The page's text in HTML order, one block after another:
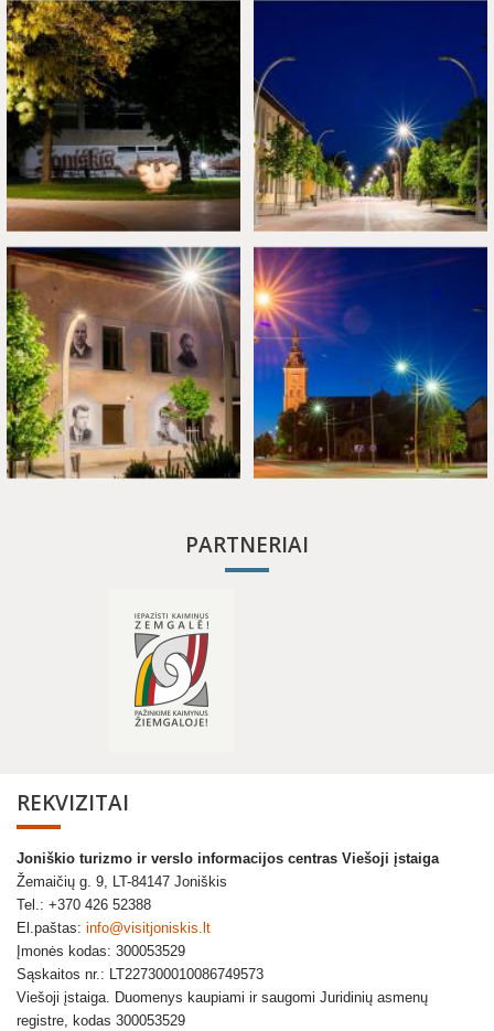
PARTNERIAI
REKVIZITAI
Joniškio turizmo ir verslo informacijos centras Viešoji įstaiga
Žemaičių g. 9, LT-84147 Joniškis
Tel.: +370 426 52388
El.paštas: info@visitjoniskis.lt
Įmonės kodas: 300053529
Sąskaitos nr.: LT227300010086749573
Viešoji įstaiga. Duomenys kaupiami ir saugomi Juridinių asmenų
registre, kodas 300053529